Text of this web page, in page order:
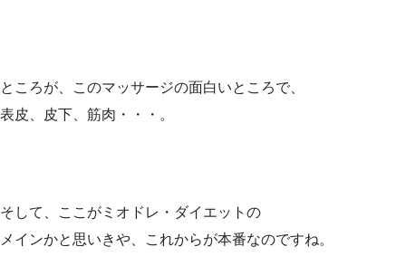
ところが、このマッサージの面白いところで、
表皮、皮下、筋肉・・・。
そして、ここがミオドレ・ダイエットの
メインかと思いきや、これからが本番なのですね。